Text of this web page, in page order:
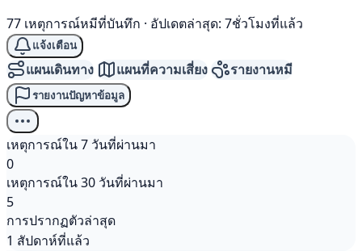
77 เหตุการณ์หมีที่บันทึก · อัปเดตล่าสุด: 7ชั่วโมงที่แล้ว
แจ้งเตือน
แผนเดินทาง แผนที่ความเสี่ยง รายงานหมี
รายงานปัญหาข้อมูล
เหตุการณ์ใน 7 วันที่ผ่านมา
0
เหตุการณ์ใน 30 วันที่ผ่านมา
5
การปรากฏตัวล่าสุด
1 สัปดาห์ที่แล้ว